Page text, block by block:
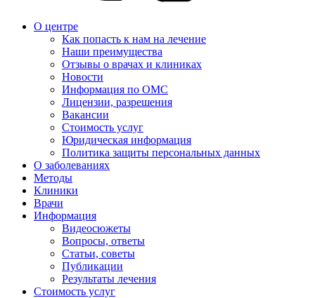
О центре
Как попасть к нам на лечение
Наши преимущества
Отзывы о врачах и клиниках
Новости
Информация по ОМС
Лицензии, разрешения
Вакансии
Стоимость услуг
Юридическая информация
Политика защиты персональных данных
О заболеваниях
Методы
Клиники
Врачи
Информация
Видеосюжеты
Вопросы, ответы
Статьи, советы
Публикации
Результаты лечения
Стоимость услуг